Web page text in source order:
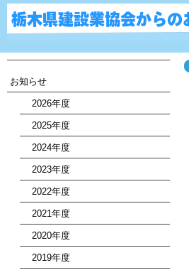
お知らせ
2026年度
2025年度
2024年度
2023年度
2022年度
2021年度
2020年度
2019年度